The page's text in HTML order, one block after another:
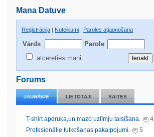
Mana Datuve
Reģistrācija | Noteikumi | Paroles atjaunošana
Vārds
Parole
atcerēties mani
Forums
JAUNĀKIE LIETOTĀJI SAITES
T-shirt apdruka,un mazo uzlīmju taisīšana.
4
Profesionālie tulkošanas pakalpojumi.
5